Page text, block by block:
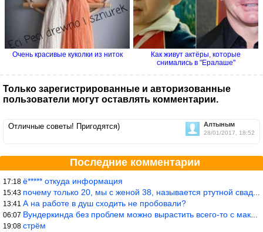
Очень красивые куколки из ниток
Как живут актёры, которые
снимались в "Ералаше"
Только зарегистрированные и авторизованные
пользователи могут оставлять комментарии.
Алтыным
28/01/2017, 18:52
Отличные советы! Пригодятся)
Последние комментарии
17:18 ё***** откуда информация
15:43 почему только 20, мы с женой 38, называется ртутной свадьбой, гр
13:41 А на работе в душ сходить не пробовали?
06:07 Вундеркинда без проблем можно вырастить всего-то с максимально р
19:08 стрём